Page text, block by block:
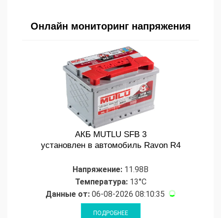
Онлайн мониторинг напряжения
АКБ MUTLU SFB 3
установлен в автомобиль Ravon R4
Напряжение: 11.98В
Температура:13°C
Данные от: 06-08-2026 08:10:35